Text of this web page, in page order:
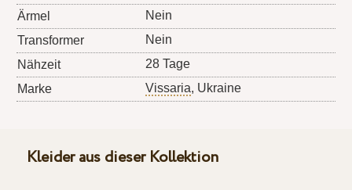
Ärmel
Nein
Transformer
Nein
Nähzeit
28 Tage
Marke
Vissaria, Ukraine
Kleider aus dieser Kollektion